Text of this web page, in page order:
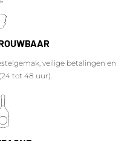
veilige betalingen en
tot 48 uur).